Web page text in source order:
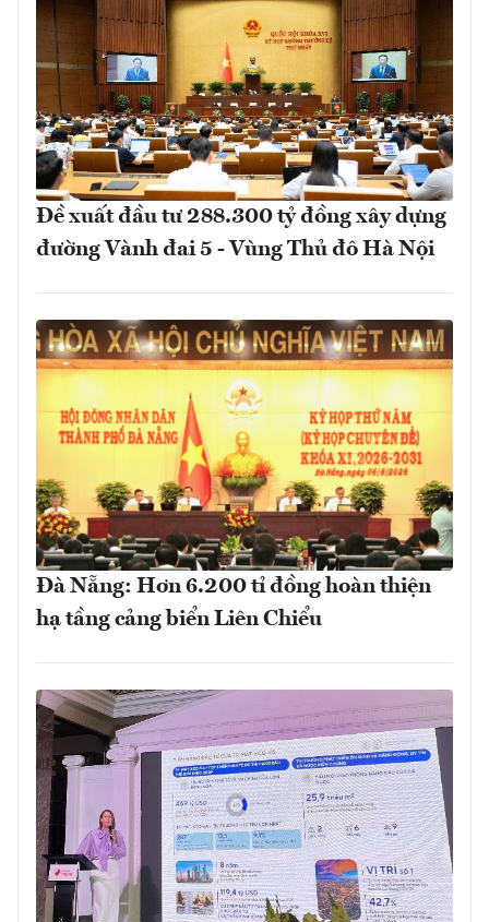
Đề xuất đầu tư 288.300 tỷ đồng xây dựng
đường Vành đai 5 - Vùng Thủ đô Hà Nội
Đà Nẵng: Hơn 6.200 tỉ đồng hoàn thiện
hạ tầng cảng biển Liên Chiểu